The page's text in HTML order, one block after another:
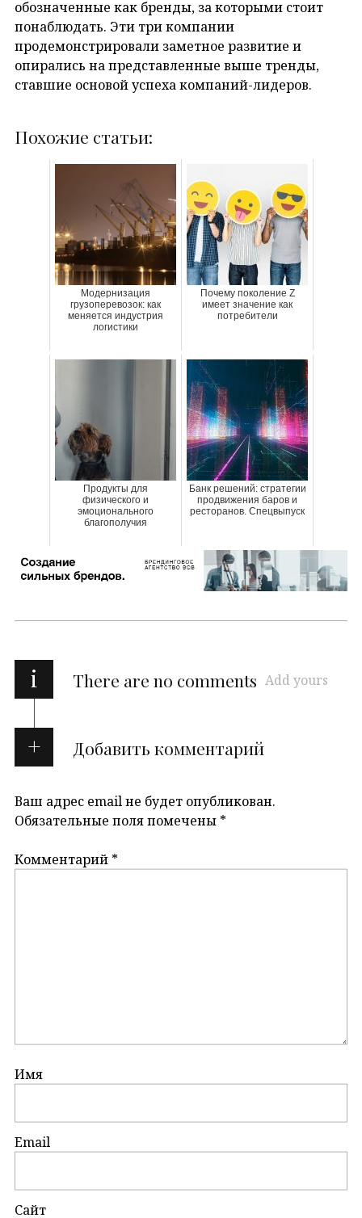
обозначенные как бренды, за которыми стоит
понаблюдать. Эти три компании
продемонстрировали заметное развитие и
опирались на представленные выше тренды,
ставшие основой успеха компаний-лидеров.
Похожие статьи:
Модернизация
грузоперевозок: как
меняется индустрия
логистики
Почему поколение Z
имеет значение как
потребители
Продукты для
физического и
эмоционального
благополучия
Банк решений: стратегии
продвижения баров и
ресторанов. Спецвыпуск
i There are no comments Add yours
Добавить комментарий
Ваш адрес email не будет опубликован.
Обязательные поля помечены *
Комментарий *
Имя
Email
Сайт